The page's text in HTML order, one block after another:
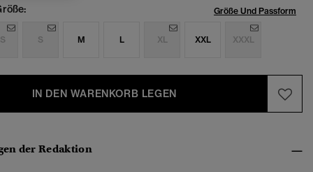
Größe Und Passform
S M L XL XXL XXXL
IN DEN WARENKORB LEGEN
der Redaktion